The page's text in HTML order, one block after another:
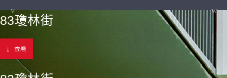
83瓊林街
查看